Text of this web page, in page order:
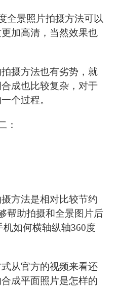
全景照片拍摄方法可以
加高清，当然效果也
摄方法也有劣势，就
成也比较复杂，对于
个过程。
：
方法是相对比较节约
帮助拍摄和全景图片后
如何横轴纵轴360度
从官方的视频来看还
成平面照片是怎样的